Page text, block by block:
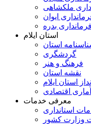
ملکشاهی
ایوان
فرمانداری بدره
استان ایلام
استان
گردشگری
فرهنگ و هنر
نقشه استان
استان ایلام
اقتصادی
معرفی خدمات
استانداری
وزارت کشور